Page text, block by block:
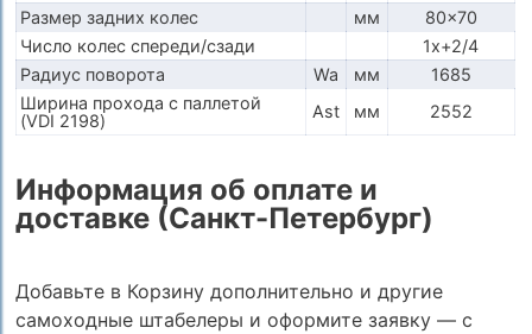
Размер задних колес
мм
80x70
Число колес спереди/сзади
1x+2/4
Радиус поворота
Wa мм
1685
Ширина прохода с паллетой
(VDI 2198)
Ast мм 2552
Информация об оплате и
доставке (Санкт-Петербург)
Добавьте в Корзину дополнительно и другие
самоходные штабелеры и оформите заявку — с